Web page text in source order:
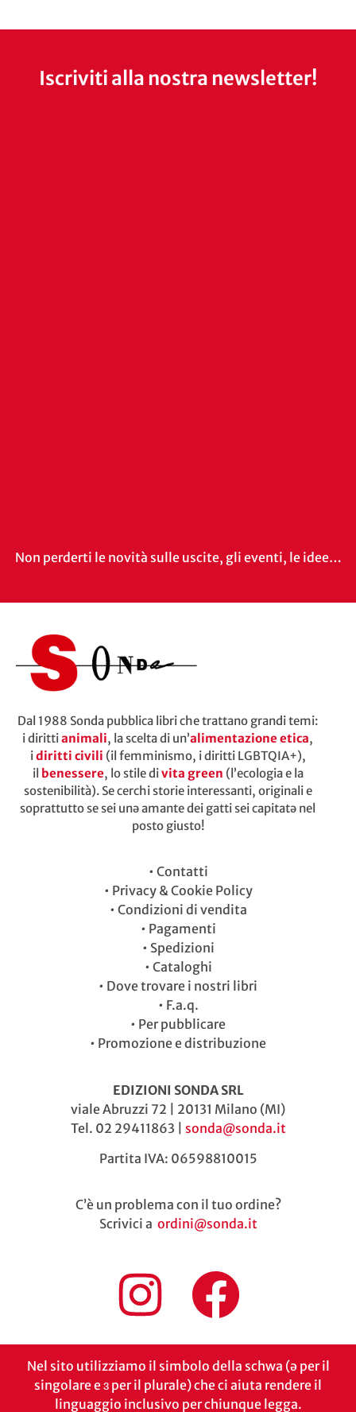
Iscriviti alla nostra newsletter!
Non perderti le novità sulle uscite, gli eventi, le idee…
Dal 1988 Sonda pubblica libri che trattano grandi temi:
i dirittianimali, la scelta di un’alimentazione etica,
idiritti civili (il femminismo, i diritti LGBTQIA+),
il benessere, lo stile divita green (l’ecologia e la
sostenibilità). Se cerchi storie interessanti, originali e
soprattutto se sei unə amante dei gatti sei capitatə nel
posto giusto!
• Contatti
• Privacy & Cookie Policy
• Condizioni di vendita
• Pagamenti
• Spedizioni
• Cataloghi
• Dove trovare i nostri libri
• F.a.q.
• Per pubblicare
• Promozione e distribuzione
EDIZIONI SONDA SRL
viale Abruzzi 72 | 20131 Milano (MI)
Tel. 02 29411863 | sonda@sonda.it
Partita IVA: 06598810015
C’è un problema con il tuo ordine?
Scrivici a ordini@sonda.it
Nel sito utilizziamo il simbolo della schwa (ə per il
singolare e ɜ per il plurale) che ci aiuta rendere il
linguaggio inclusivo per chiunque legga.